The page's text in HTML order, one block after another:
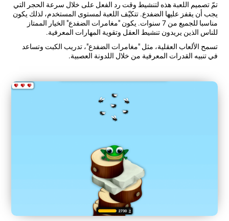
تمّ تصميم اللعبة هذه لتنشيط وقت رد الفعل على خلال سرعة الحجر التي
يجب أن يقفز عليها الضفدع. تتكيّف اللعبة لمستوى المستخدم، لذلك يكون
مناسبا للجميع من 7 سنوات. يكون "مغامرات الضفدع" الخيار الممتاز
للناس الذين يريدون تنشيط العقل وتقوية المهارات المعرفية.
تسمح الألعاب العقلية، مثل "مغامرات الضفدع"، تدريب الكبت وتساعد
في تنبيه القدرات المعرفية من خلال اللدونة العصبية.